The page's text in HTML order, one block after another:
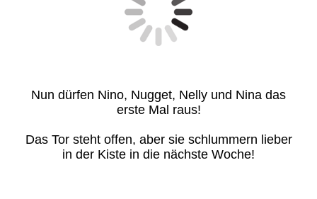
Nun dürfen Nino, Nugget, Nelly und Nina das
erste Mal raus!
Das Tor steht offen, aber sie schlummern lieber
in der Kiste in die nächste Woche!